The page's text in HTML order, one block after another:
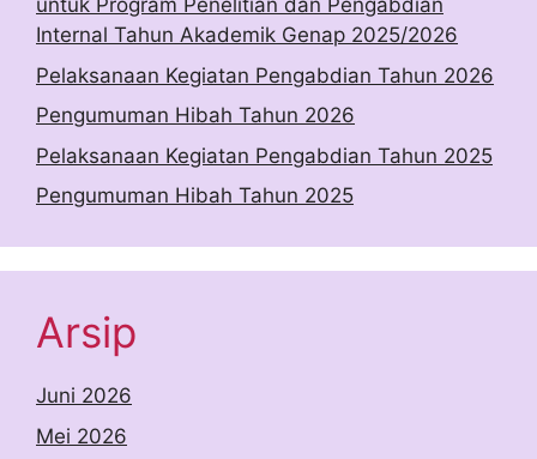
untuk Program Penelitian dan Pengabdian
Internal Tahun Akademik Genap 2025/2026
Pelaksanaan Kegiatan Pengabdian Tahun 2026
Pengumuman Hibah Tahun 2026
Pelaksanaan Kegiatan Pengabdian Tahun 2025
Pengumuman Hibah Tahun 2025
Arsip
Juni 2026
Mei 2026